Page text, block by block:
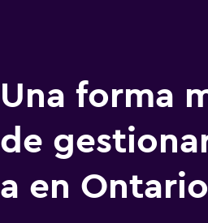
Una forma
de
a en Ontario